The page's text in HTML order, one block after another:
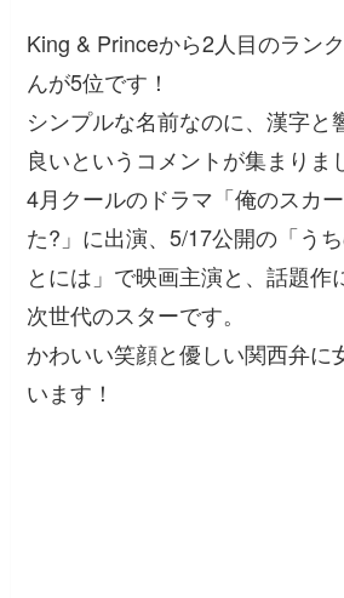
King & Princeから2人目のラン
んが5位です！
シンプルな名前なのに、漢字と
良いというコメントが集まりま
4月クールのドラマ「俺のスカ
た?」に出演、5/17公開の「う
とには」で映画主演と、話題作
次世代のスターです。
かわいい笑顔と優しい関西弁に
います！